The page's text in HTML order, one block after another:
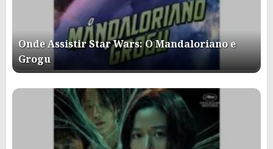
Onde Assistir Star Wars: O Mandaloriano e
Grogu